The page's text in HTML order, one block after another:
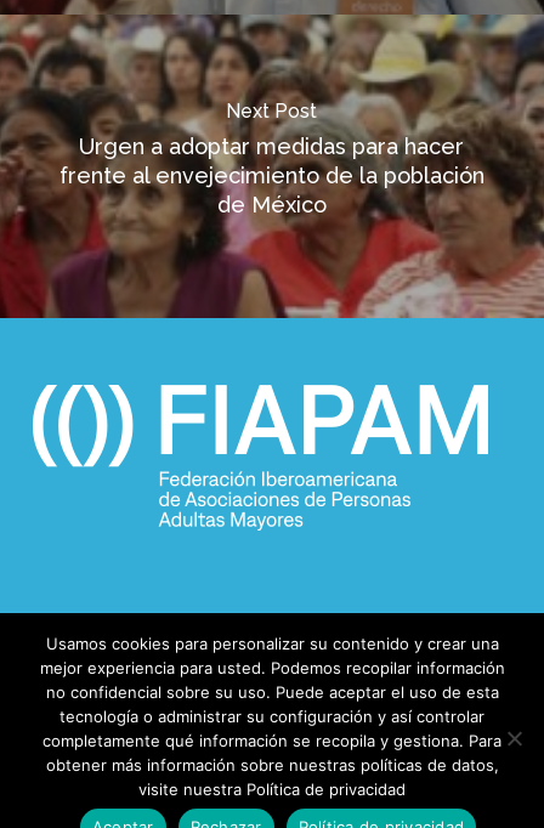
Next Post
Urgen a adoptar medidas para hacer
frente al envejecimiento de la población
de México
© 2026 FIAPAM.
facebook
Usamos cookies para personalizar su contenido y crear una
mejor experiencia para usted. Podemos recopilar información
no confidencial sobre su uso. Puede aceptar el uso de esta
tecnología o administrar su configuración y así controlar
completamente qué información se recopila y gestiona. Para
obtener más información sobre nuestras políticas de datos,
visite nuestra Política de privacidad